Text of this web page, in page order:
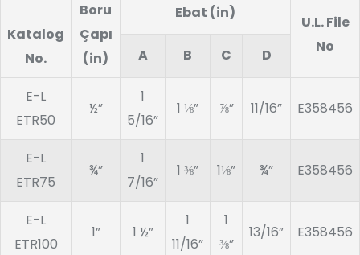
Katalog
No.
Boru
Çapı
(in)
Ebat (in)
U.L. File
No
A B C D
E-L
ETR50
½”
1
5/16”
1 ⅛” ⅞” 11/16” E358456
E-L
ETR75
¾”
1
7/16”
1 ⅜” 1⅛” ¾” E358456
E-L
ETR100
1” 1 ½”
1
11/16”
1
⅜”
13/16” E358456